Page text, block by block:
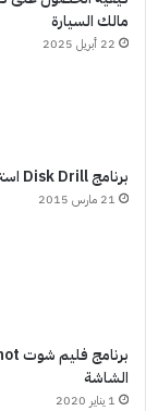
مالك السيارة
22 أبريل 2025
برنامج Disk Drill استرجاع الملفات المحذوفة
21 مارس 2015
الشاشة
1 يناير 2020